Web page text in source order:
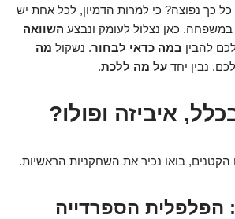
כך נפוצה? כי למרות הדמיון, לכל אחת יש
כאן נצלול לעומק ונבצע השוואה
להבין במה כדאי לבחור. נשקול מה
נבין יחד על מה ללכת.
איביזה ופולו?
הקטנים, בואו נכיר את השחקניות הראשיות.
הפלפלית הספרדייה